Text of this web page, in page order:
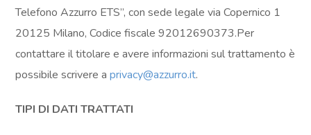
Telefono Azzurro ETS”, con sede legale via Copernico 1
20125 Milano, Codice fiscale 92012690373.Per
contattare il titolare e avere informazioni sul trattamento è
possibile scrivere aprivacy@azzurro.it.
TIPI DI DATI TRATTATI